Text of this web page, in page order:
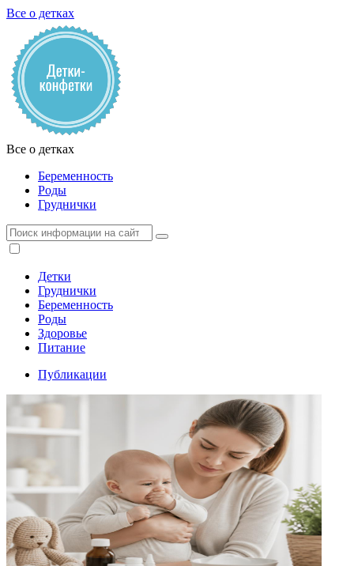
Все о детках
Все о детках
Беременность
Роды
Груднички
Детки
Груднички
Беременность
Роды
Здоровье
Питание
Публикации